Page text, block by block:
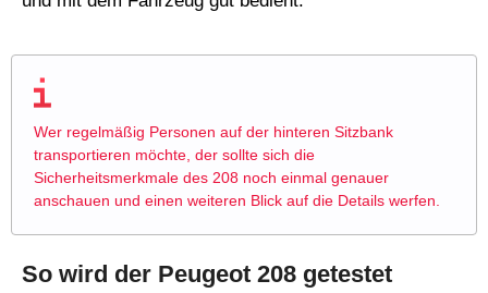
Wer regelmäßig Personen auf der hinteren Sitzbank
transportieren möchte, der sollte sich die
Sicherheitsmerkmale des 208 noch einmal genauer
anschauen und einen weiteren Blick auf die Details werfen.
So wird der Peugeot 208 getestet